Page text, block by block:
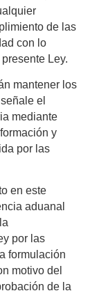
de las
con lo
Ley.
mantener los
el
mediante
y
por las
en este
aduanal
por las
formulación
motivo del
de la